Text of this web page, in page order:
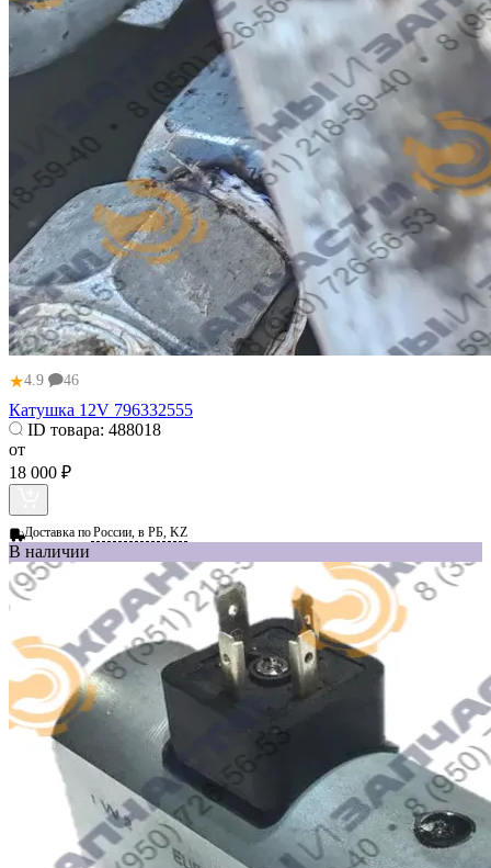
★4.9 46
Катушка 12V 796332555
ID товара: 488018
от
18 000 ₽
Доставка поРоссии, в РБ, KZ
В наличии